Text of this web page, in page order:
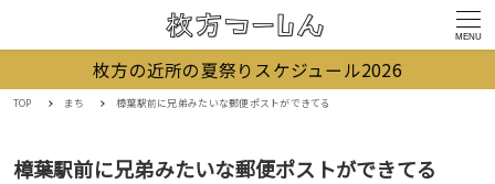
MENU
枚方の近所の夏祭りスケジュール2026
TOP まち 樟葉駅前に兄弟みたいな郵便ポストができてる
樟葉駅前に兄弟みたいな郵便ポストができてる